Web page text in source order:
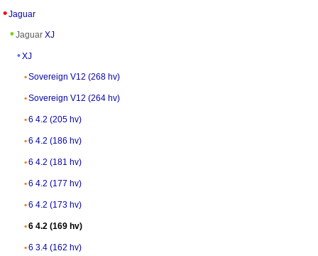
Jaguar
Jaguar XJ
XJ
Sovereign V12 (268 hv)
Sovereign V12 (264 hv)
6 4.2 (205 hv)
6 4.2 (186 hv)
6 4.2 (181 hv)
6 4.2 (177 hv)
6 4.2 (173 hv)
6 4.2 (169 hv)
6 3.4 (162 hv)